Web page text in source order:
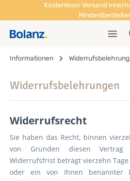
Kostenloser Versand
Informationen Widerrufsbelehrung
Widerrufsbelehrungen
Widerrufsrecht
Sie haben das Recht, binnen
von Gründen diesen
Widerrufsfrist beträgt vierzehn Tage
oder ein von Ihnen benannter